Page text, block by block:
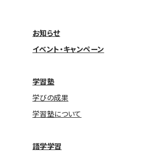
お知らせ
イベント・キャンペーン
学習塾
学びの成果
学習塾について
語学学習